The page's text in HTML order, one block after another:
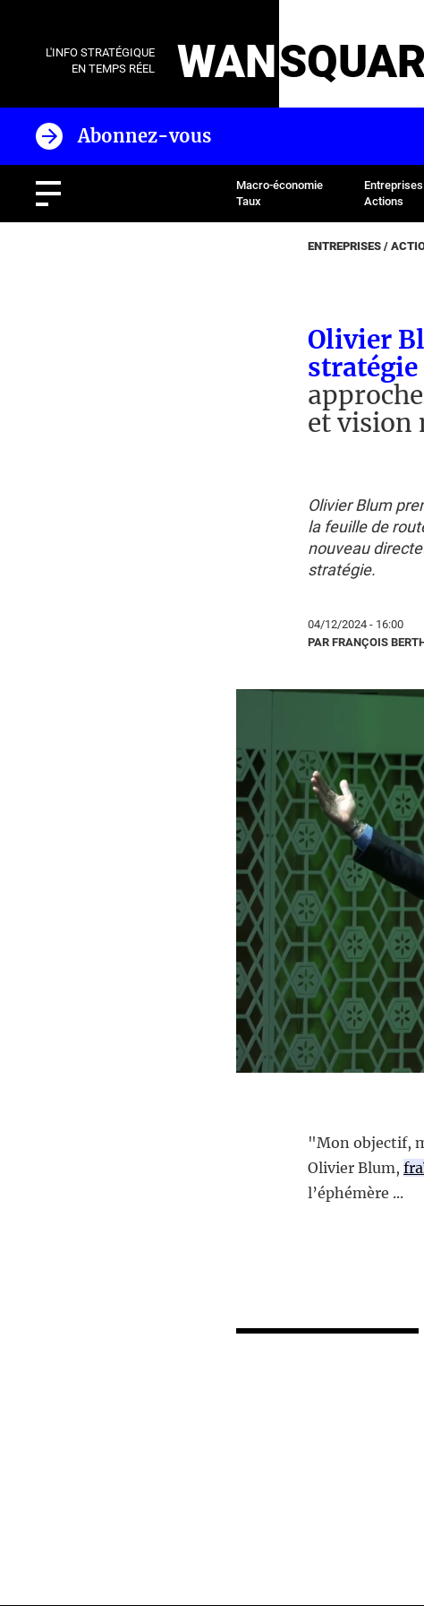
L'INFO STRATÉGIQUE
EN TEMPS RÉEL
WAN
Abonnez-vous
Macro-économie
Taux
Entreprises
Actions
ENTREPRISES /
Olivier
et vision
Olivier Blum
la feuille de
nouveau
stratégie.
04/12/2024 - 16:00
PAR FRANÇOIS
"Mon objectif,
Olivier Blum,
l’éphémère ...